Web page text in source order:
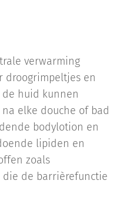
verwarming
droogrimpeltjes en
huid kunnen
elke douche of bad
bodylotion en
lipiden en
zoals
de barrièrefunctie